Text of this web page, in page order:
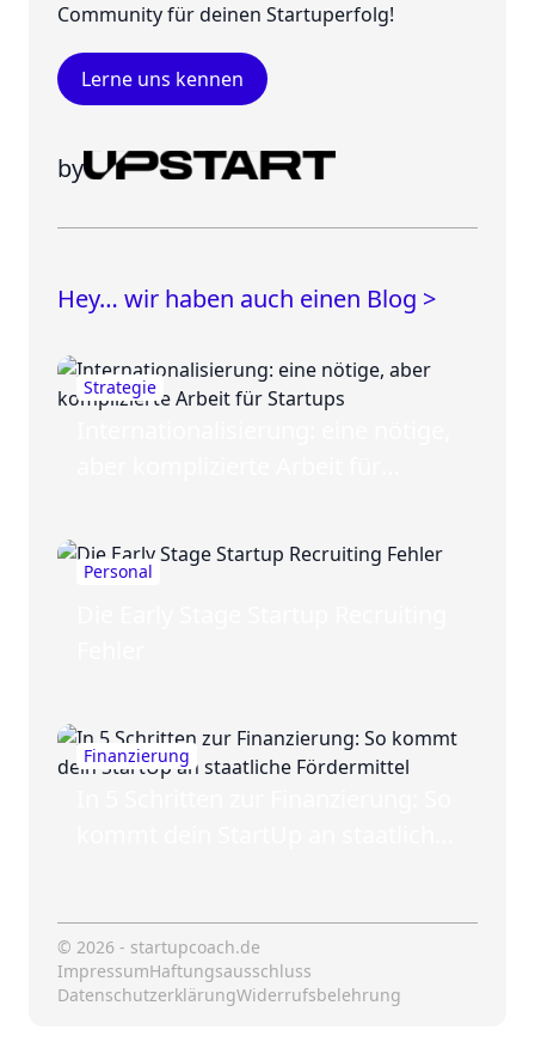
Community für deinen Startuperfolg!
Lerne uns kennen
by
Hey… wir haben auch einen Blog >
Strategie
Personal
Finanzierung
© 2026 - startupcoach.de
ImpressumHaftungsausschluss
DatenschutzerklärungWiderrufsbelehrung